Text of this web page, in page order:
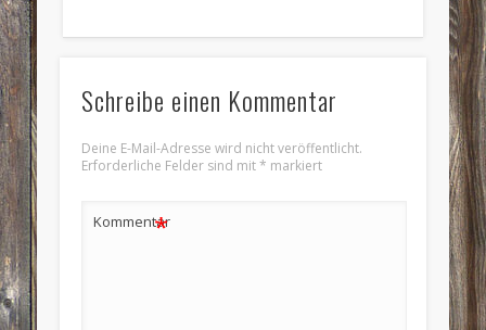
Schreibe einen Kommentar
Deine E-Mail-Adresse wird nicht veröffentlicht.
Erforderliche Felder sind mit* markiert
Kommentar
*